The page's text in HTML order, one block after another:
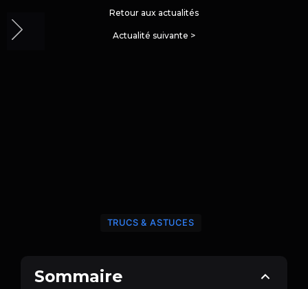
Retour aux actualités
Actualité suivante >
TRUCS & ASTUCES
Sommaire